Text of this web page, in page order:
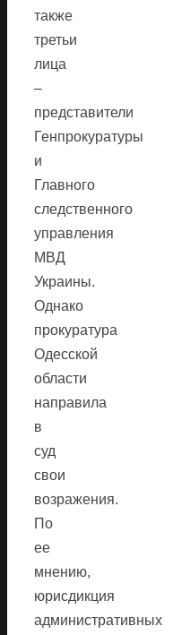
также
третьи
лица
–
представители
Генпрокуратуры
и
Главного
следственного
управления
МВД
Украины.
Однако
прокуратура
Одесской
области
направила
в
суд
свои
возражения.
По
ее
мнению,
юрисдикция
административных